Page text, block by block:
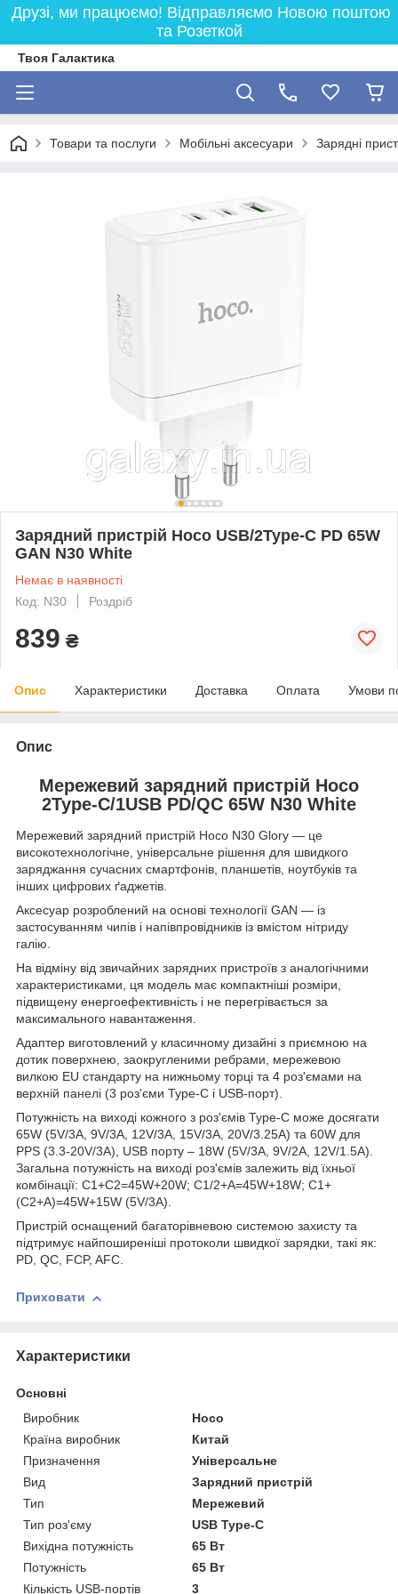
Друзі, ми працюємо! Відправляємо Новою поштою
та Розеткой
Твоя Галактика
Товари та послуги Мобільні аксесуари Зарядні
Зарядний пристрій Hoco USB/2Type-C PD 65W
GAN N30 White
Немає в наявності
Код: N30
Роздріб
839 ₴
Опис Характеристики Доставка Оплата Умови
Опис
Мережевий зарядний пристрій Hoco
2Type-C/1USB PD/QC 65W N30 White
Мережевий зарядний пристрій Hoco N30 Glory — це
високотехнологічне, універсальне рішення для швидкого
заряджання сучасних смартфонів, планшетів, ноутбуків та
інших цифрових ґаджетів.
Аксесуар розроблений на основі технології GAN — із
застосуванням чипів і напівпровідників із вмістом нітриду
галію.
На відміну від звичайних зарядних пристроїв з аналогічними
характеристиками, ця модель має компактніші розміри,
підвищену енергоефективність і не перегрівається за
максимального навантаження.
Адаптер виготовлений у класичному дизайні з приємною на
дотик поверхнею, заокругленими ребрами, мережевою
вилкою EU стандарту на нижньому торці та 4 роз'ємами на
верхній панелі (3 роз'єми Type-C і USB-порт).
Потужність на виході кожного з роз'ємів Type-C може досягати
65W (5V/3A, 9V/3A, 12V/3A, 15V/3A, 20V/3.25A) та 60W для
PPS (3.3-20V/3A), USB порту – 18W (5V/3A, 9V/2A, 12V/1.5A).
Загальна потужність на виході роз'ємів залежить від їхньої
комбінації: C1+C2=45W+20W; C1/2+A=45W+18W; C1+
(C2+A)=45W+15W (5V/3A).
Пристрій оснащений багаторівневою системою захисту та
підтримує найпоширеніші протоколи швидкої зарядки, такі як:
PD, QC, FCP, AFC.
Приховати
Характеристики
Основні
Виробник
Hoco
Країна виробник
Китай
Призначення
Універсальне
Вид
Зарядний пристрій
Тип
Мережевий
Тип роз'єму
USB Type-C
Вихідна потужність
65 Вт
Потужність
65 Вт
Кількість USB-портів
3